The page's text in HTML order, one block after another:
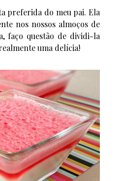
preferida do meu pai. Ela
nos nossos almoços de
faço questão de dividi-la
uma delícia!